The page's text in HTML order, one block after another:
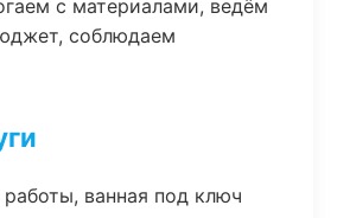
с материалами, ведём
соблюдаем
ванная под ключ